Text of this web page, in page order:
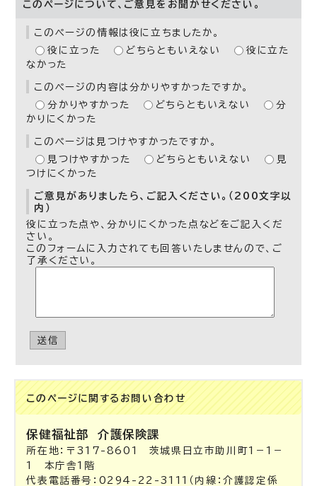
このページについて、ご意見をお聞かせください。
このページの情報は役に立ちましたか。
役に立った
どちらともいえない
役に立た
なかった
このページの内容は分かりやすかったですか。
分かりやすかった
どちらともいえない
分
かりにくかった
このページは見つけやすかったですか。
見つけやすかった
どちらともいえない
見
つけにくかった
ご意見がありましたら、ご記入ください。（200文字以
内）
役に立った点や、分かりにくかった点などをご記入くだ
さい。
このフォームに入力されても回答いたしませんので、ご
了承ください。
送信
このページに関する お問い合わせ
保健福祉部介護保険課
所在地：〒317-8601 茨城県日立市助川町1－1－
1 本庁舎1階
代表電話番号：0294-22-3111（内線：介護認定係